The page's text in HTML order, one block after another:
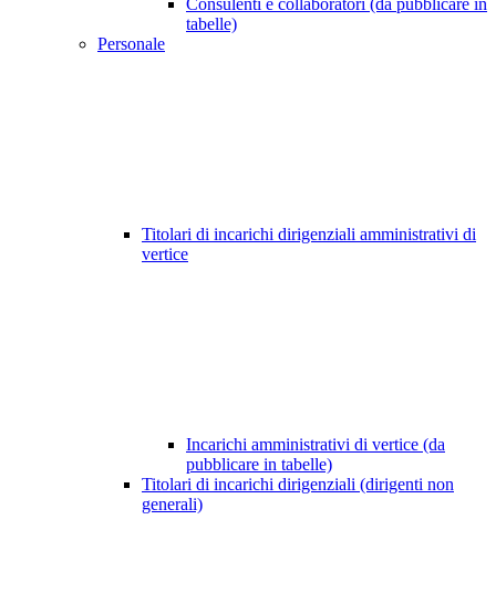
Consulenti e collaboratori (da pubblicare in
tabelle)
Personale
Titolari di incarichi dirigenziali amministrativi di
vertice
Incarichi amministrativi di vertice (da
pubblicare in tabelle)
Titolari di incarichi dirigenziali (dirigenti non
generali)